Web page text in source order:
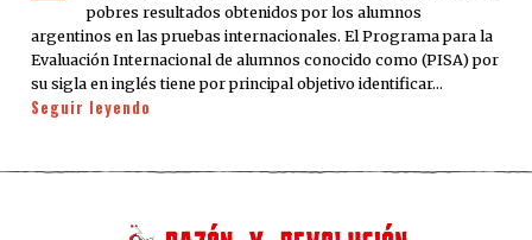
pobres resultados obtenidos por los alumnos
argentinos en las pruebas internacionales. El Programa para la
Evaluación Internacional de alumnos conocido como (PISA) por
su sigla en inglés tiene por principal objetivo identificar…
Seguir leyendo